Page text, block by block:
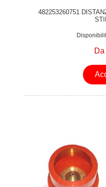
482253260751